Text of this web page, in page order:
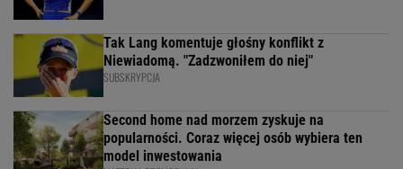
Tak Lang komentuje głośny konflikt z
Niewiadomą. "Zadzwoniłem do niej"
SUBSKRYPCJA
Second home nad morzem zyskuje na
popularności. Coraz więcej osób wybiera ten
model inwestowania